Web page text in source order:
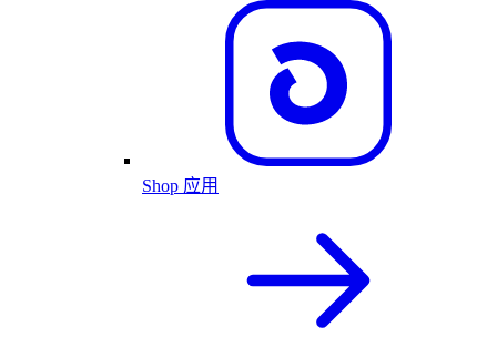
Shop 应用